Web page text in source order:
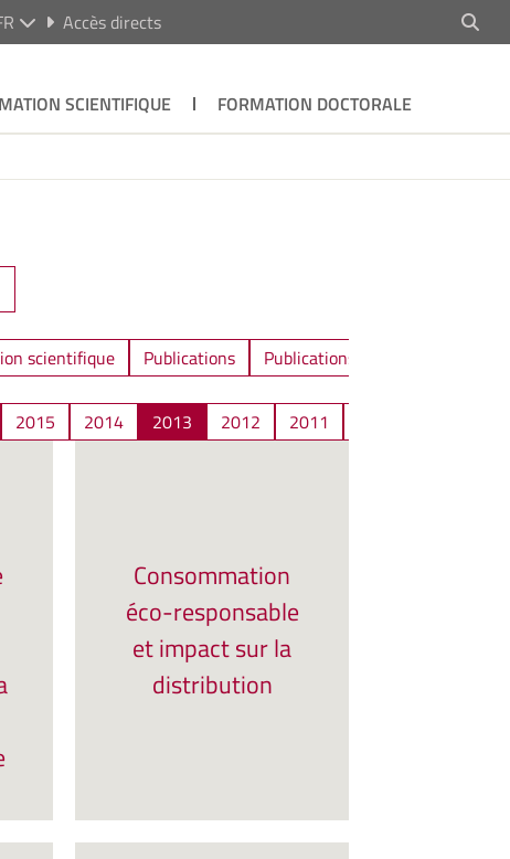
Accès directs
SCIENTIFIQUE
FORMATION DOCTORALE
scientifique Publications
Publications / Communications
2015 2014 2013 2012 2011
Consommation
éco-responsable
et impact sur la
distribution